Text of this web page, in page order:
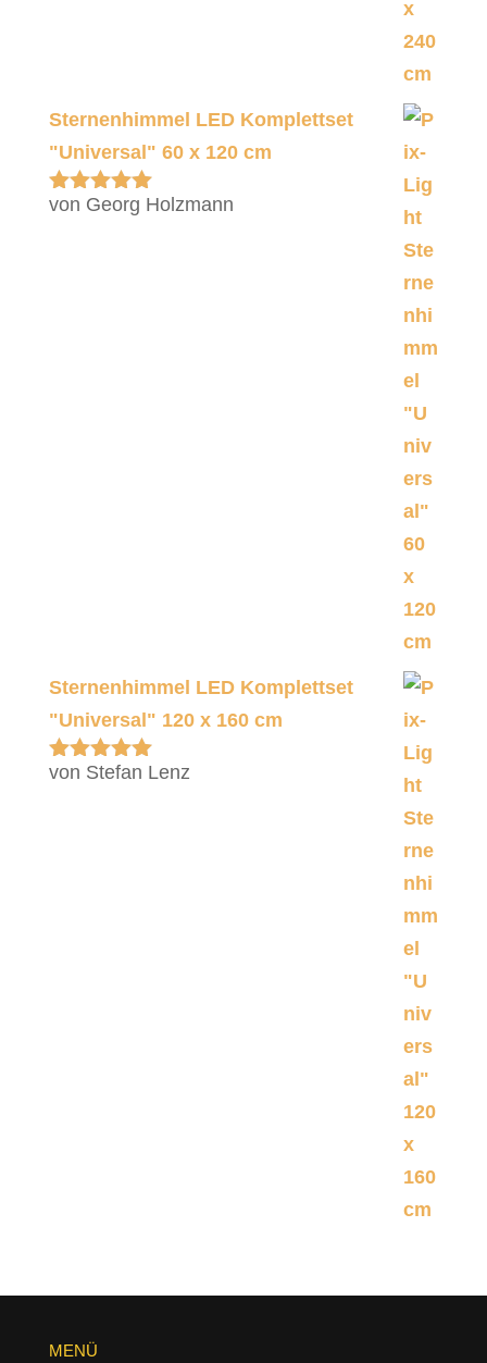
Sternenhimmel LED Komplettset
"Universal" 60 x 120 cm
Bewertet
von Georg Holzmann
Sternenhimmel LED Komplettset
"Universal" 120 x 160 cm
Bewertet
von Stefan Lenz
MENÜ